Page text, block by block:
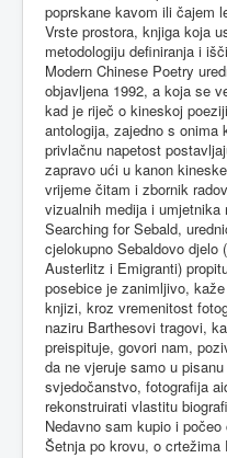
poprskane kavom ili čajem
Vrste prostora, knjiga koja
metodologiju definiranja i
Modern Chinese Poetry
objavljena 1992, a koja se
kad je riječ o kineskoj
antologija, zajedno s
privlačnu napetost
zapravo ući u kanon
vrijeme čitam i zbornik
vizualnih medija i umjetnika
Searching for Sebald,
cjelokupno Sebaldovo djelo
Austerlitz i Emigranti)
posebice je zanimljivo,
knjizi, kroz vremenitost
naziru Barthesovi tragovi,
preispituje, govori nam,
da ne vjeruje samo u
svjedočanstvo, fotografija
rekonstruirati vlastitu
Nedavno sam kupio i
Šetnja po krovu, o